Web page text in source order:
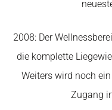
2008: Der
die komplette
Weiters wird noch
Zugang